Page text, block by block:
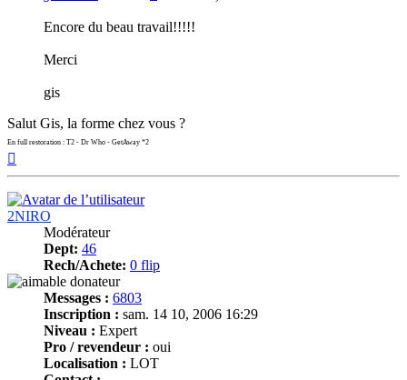
Encore du beau travail!!!!!
Merci
gis
Salut Gis, la forme chez vous ?
En full restoration : T2 - Dr Who - GetAway *2
2NIRO
Modérateur
Dept: 46
Rech/Achete: 0 flip
Messages : 6803
Inscription : sam. 14 10, 2006 16:29
Niveau : Expert
Pro / revendeur : oui
Localisation : LOT